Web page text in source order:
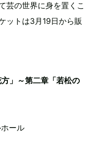
芸の世界に身を置くこ
ットは3月19日から販
」～第二章「若松の
ール